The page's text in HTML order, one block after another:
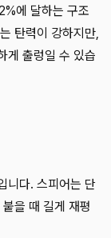
에 달하는 구조
탄력이 강하지만,
게 출렁일 수 있습
니다. 스피어는 단
을 때 길게 재평